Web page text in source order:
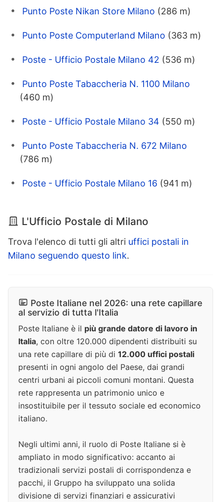
Punto Poste Nikan Store Milano (286 m)
Punto Poste Computerland Milano (363 m)
Poste - Ufficio Postale Milano 42 (536 m)
Punto Poste Tabaccheria N. 1100 Milano
(460 m)
Poste - Ufficio Postale Milano 34 (550 m)
Punto Poste Tabaccheria N. 672 Milano
(786 m)
Poste - Ufficio Postale Milano 16 (941 m)
L'Ufficio Postale di Milano
Trova l'elenco di tutti gli altri uffici postali in
Milano seguendo questo link.
Poste Italiane nel 2026: una rete capillare
al servizio di tutta l'Italia
Poste Italiane è il più grande datore di lavoro in
Italia, con oltre 120.000 dipendenti distribuiti su
una rete capillare di più di 12.000 uffici postali
presenti in ogni angolo del Paese, dai grandi
centri urbani ai piccoli comuni montani. Questa
rete rappresenta un patrimonio unico e
insostituibile per il tessuto sociale ed economico
italiano.
Negli ultimi anni, il ruolo di Poste Italiane si è
ampliato in modo significativo: accanto ai
tradizionali servizi postali di corrispondenza e
pacchi, il Gruppo ha sviluppato una solida
divisione di servizi finanziari e assicurativi